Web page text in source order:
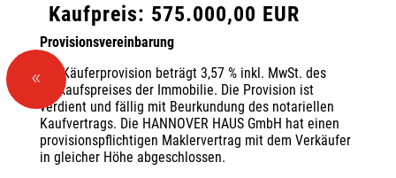
Kaufpreis: 575.000,00 EUR
Provisionsvereinbarung
Die Käuferprovision beträgt 3,57 % inkl. MwSt. des
Verkaufspreises der Immobilie. Die Provision ist
verdient und fällig mit Beurkundung des notariellen
Kaufvertrags. Die HANNOVER HAUS GmbH hat einen
provisionspflichtigen Maklervertrag mit dem Verkäufer
in gleicher Höhe abgeschlossen.
8